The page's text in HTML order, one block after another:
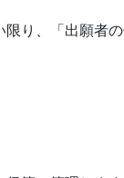
り、「出願者